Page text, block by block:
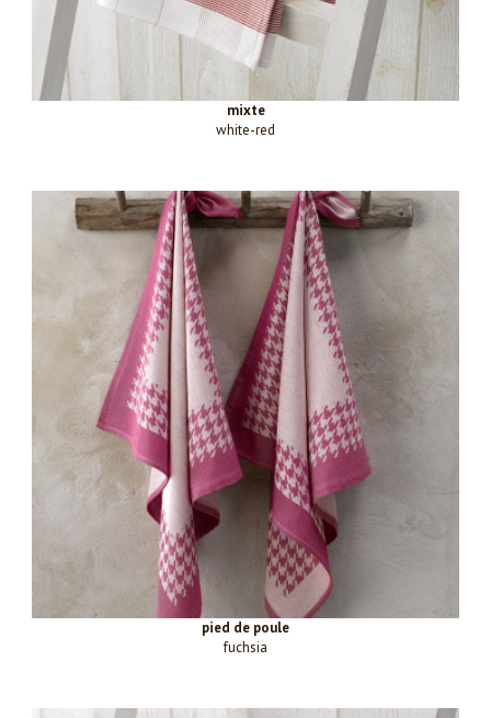
mixte
white-red
pied de poule
fuchsia